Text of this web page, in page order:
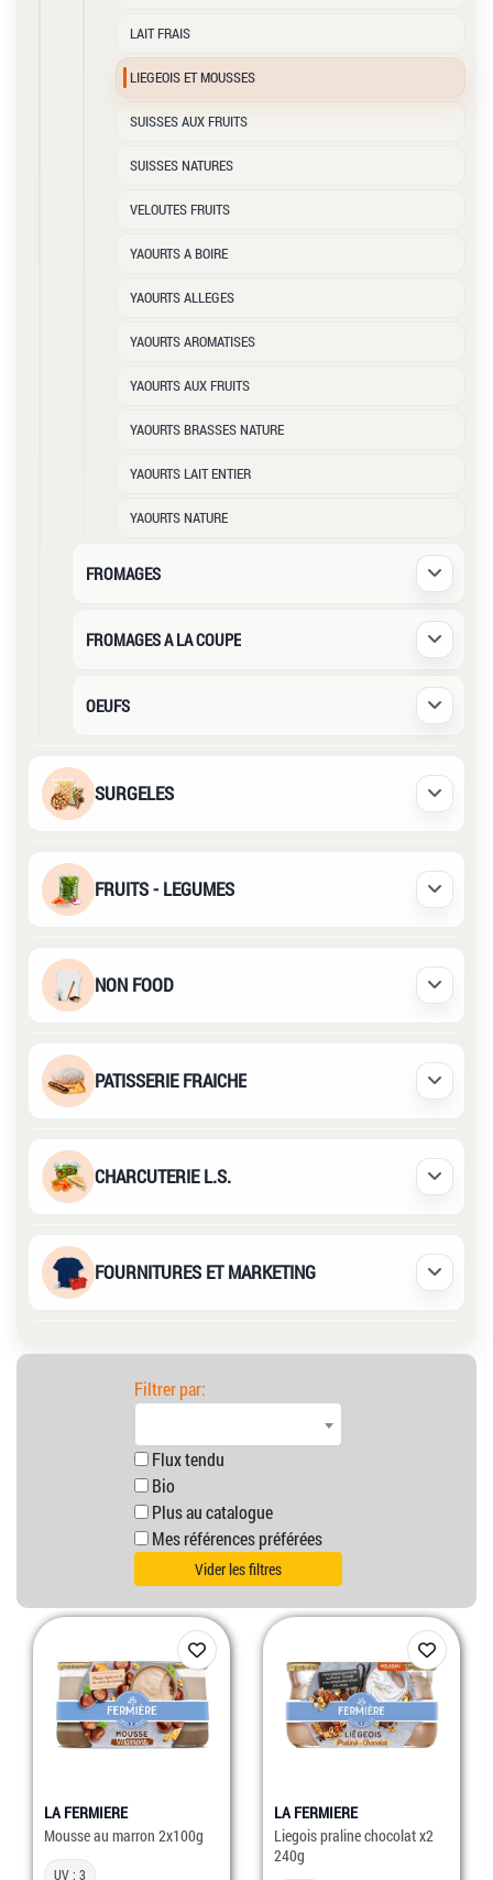
LAIT FRAIS
LIEGEOIS ET MOUSSES
SUISSES AUX FRUITS
SUISSES NATURES
VELOUTES FRUITS
YAOURTS A BOIRE
YAOURTS ALLEGES
YAOURTS AROMATISES
YAOURTS AUX FRUITS
YAOURTS BRASSES NATURE
YAOURTS LAIT ENTIER
YAOURTS NATURE
FROMAGES Déplier
FROMAGES A LA COUPE Déplier
OEUFS Déplier
SURGELES Déplier
FRUITS - LEGUMES Déplier
NON FOOD Déplier
PATISSERIE FRAICHE Déplier
CHARCUTERIE L.S. Déplier
FOURNITURES ET MARKETING Déplier
Filtrer par:
Flux tendu
Bio
Plus au catalogue
Mes références préférées
Vider les filtres
LA FERMIERE
Mousse au marron 2x100g
UV : 3
LA FERMIERE
Liegois praline chocolat x2
240g